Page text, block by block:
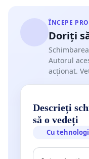
ÎNCEPE
Doriți
Autorul
acționat.
Descrieți
să o vedeți
Cu